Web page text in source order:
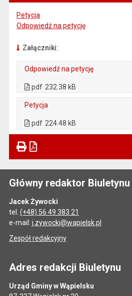
Petycja
Odpowiedź na petycję
Załączniki:
Odpowiedź na petycję
pdf 232.38 kB
Petycja
pdf 224.48 kB
Główny redaktor Biuletynu
Jacek Żywocki
tel. (+48) 56 49 383 21
e-mail: j.zywocki@wapielsk.pl
Zespół redakcyjny
Adres redakcji Biuletynu
Urząd Gminy w Wąpielsku